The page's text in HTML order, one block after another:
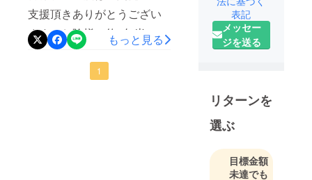
紹介いたします！大阪府八
尾市にある当社工場では、
魚の切り身やカツなどのパ
ン粉付けをメインに行って
おり、自慢にはなりますが
支援頂きありがとうござい
ます！お陰様で約2年半に渡
る当社の新商品『すまさぽ
ミール』は初日に目標の100
もっと見る
1
株式会社で
す🥬
そんな私た
ウを活かし
てこの度、
ご家庭向け
の商品を販
売させて頂
くこととな
表記
メッセー
ジを送る
リターンを
選ぶ
目標金額
未達でも